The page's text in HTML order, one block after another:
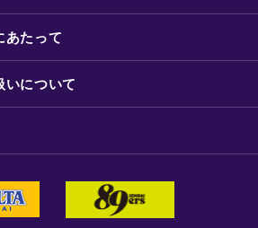
あたって
いについて